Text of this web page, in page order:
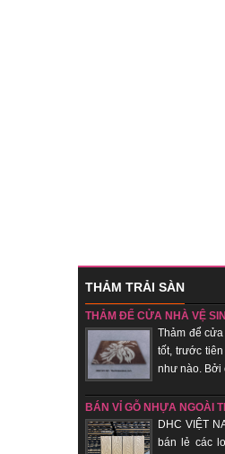
THẢM TRẢI SÀN
THẢM ĐỂ CỬA NHÀ VỆ
Thảm để
tốt, trước
như nào. Bởi
BÁN VỈ GỖ NHỰA NGOÀI
DHC VIỆT
bán lẻ các